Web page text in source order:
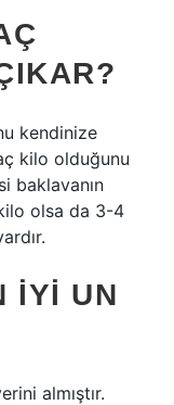
kendinize
kilo olduğunu
baklavanın
kilo olsa da 3-4
IYI UN
almıştır.